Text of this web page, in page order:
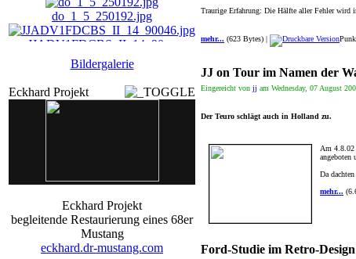
do_1_5_250192.jpg
JJADV1FDCBS_II_14_90 ...
userdr_SonntPO16_900 ...
nordstern_15_90141.j ...
Bildergalerie
Eckhard Projekt
Eckhard Projekt
begleitende Restaurierung eines 68er
Mustang
eckhard.dr-mustang.com
Traurige Erfahrung: Die Hälfte aller Fehler wird
mehr... (623 Bytes) |
JJ on Tour im Namen der
Eingereicht von jj am Wednesday, 07 August
Der Teuro schlägt auch in Holland zu.
Am 4.8.02
angeboten
Da
mehr...
Ford-Studie im Retro-